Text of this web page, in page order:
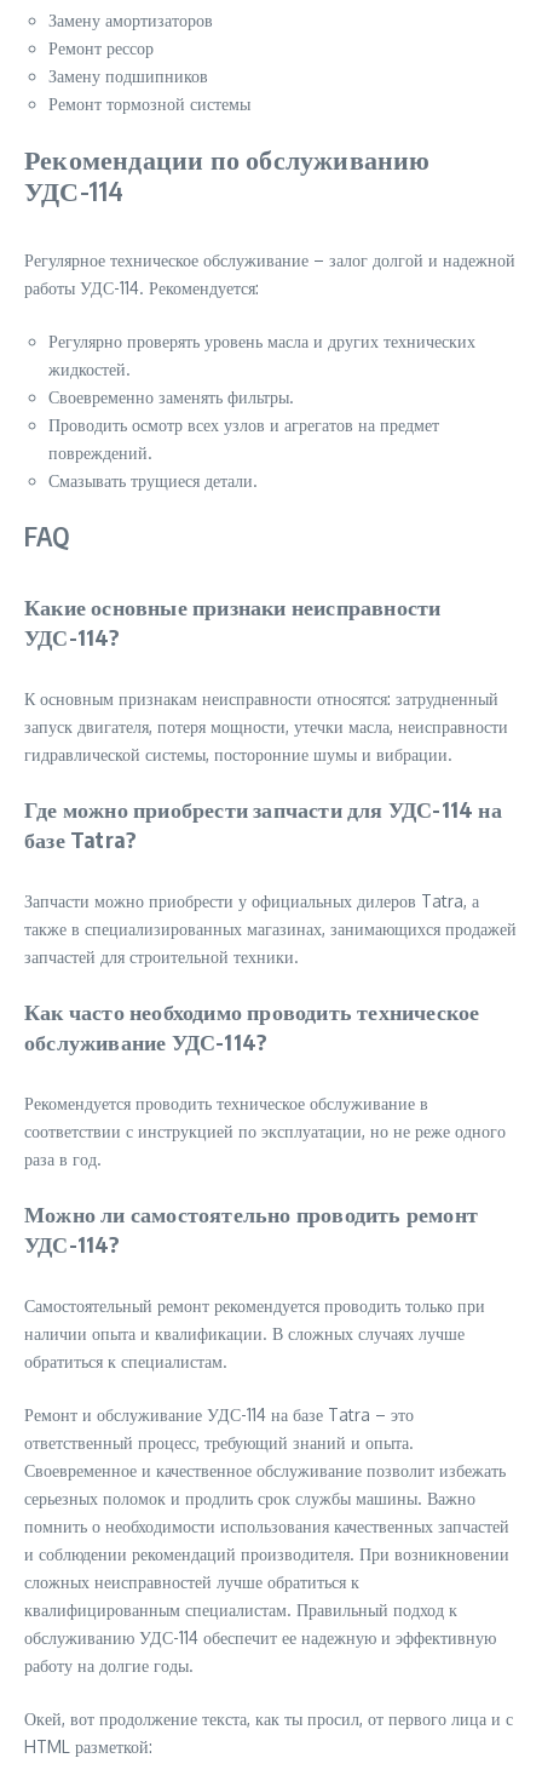
Замену амортизаторов
Ремонт рессор
Замену подшипников
Ремонт тормозной системы
Рекомендации по обслуживанию
УДС-114
Регулярное техническое обслуживание – залог долгой и надежной
работы УДС-114. Рекомендуется:
Регулярно проверять уровень масла и других технических
жидкостей.
Своевременно заменять фильтры.
Проводить осмотр всех узлов и агрегатов на предмет
повреждений.
Смазывать трущиеся детали.
FAQ
Какие основные признаки неисправности
УДС-114?
К основным признакам неисправности относятся: затрудненный
запуск двигателя, потеря мощности, утечки масла, неисправности
гидравлической системы, посторонние шумы и вибрации.
Где можно приобрести запчасти для УДС-114 на
базе Tatra?
Запчасти можно приобрести у официальных дилеров Tatra, а
также в специализированных магазинах, занимающихся продажей
запчастей для строительной техники.
Как часто необходимо проводить техническое
обслуживание УДС-114?
Рекомендуется проводить техническое обслуживание в
соответствии с инструкцией по эксплуатации, но не реже одного
раза в год.
Можно ли самостоятельно проводить ремонт
УДС-114?
Самостоятельный ремонт рекомендуется проводить только при
наличии опыта и квалификации. В сложных случаях лучше
обратиться к специалистам.
Ремонт и обслуживание УДС-114 на базе Tatra – это
ответственный процесс, требующий знаний и опыта.
Своевременное и качественное обслуживание позволит избежать
серьезных поломок и продлить срок службы машины. Важно
помнить о необходимости использования качественных запчастей
и соблюдении рекомендаций производителя. При возникновении
сложных неисправностей лучше обратиться к
квалифицированным специалистам. Правильный подход к
обслуживанию УДС-114 обеспечит ее надежную и эффективную
работу на долгие годы.
Окей, вот продолжение текста, как ты просил, от первого лица и с
HTML разметкой: